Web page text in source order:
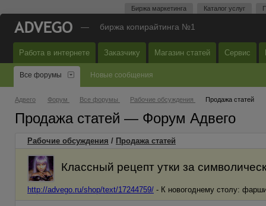
Биржа маркетинга Каталог услуг
— биржа копирайтинга №1
Работа в интернете Заказчику Магазин статей Сервис
Все форумы Новые сообщения
Адвего Форум Все форумы Рабочие обсуждения Продажа статей
Продажа статей — Форум Адвего
Рабочие обсуждения / Продажа статей
Классный рецепт утки за
http://advego.ru/shop/text/17244759/ - К новогоднему столу: